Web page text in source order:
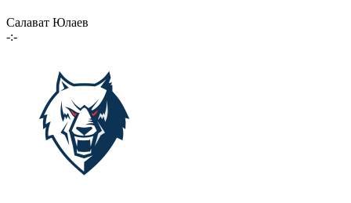
Салават Юлаев
-:-